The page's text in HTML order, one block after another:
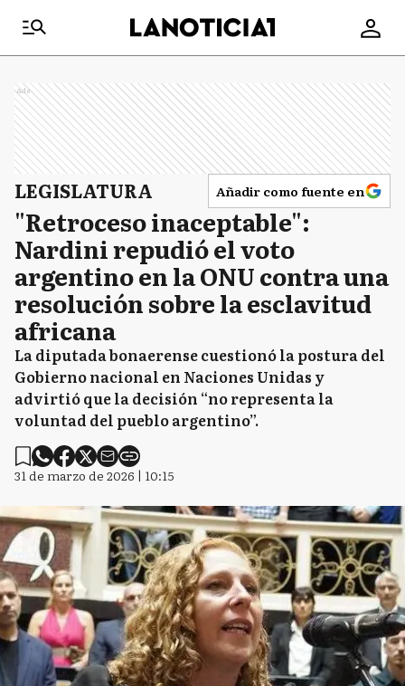
Ads
LEGISLATURA Añadir como fuente en
"Retroceso inaceptable":
Nardini repudió el voto
argentino en la ONU contra una
resolución sobre la esclavitud
africana
La diputada bonaerense cuestionó la postura del
Gobierno nacional en Naciones Unidas y
advirtió que la decisión “no representa la
voluntad del pueblo argentino”.
31 de marzo de 2026 | 10:15